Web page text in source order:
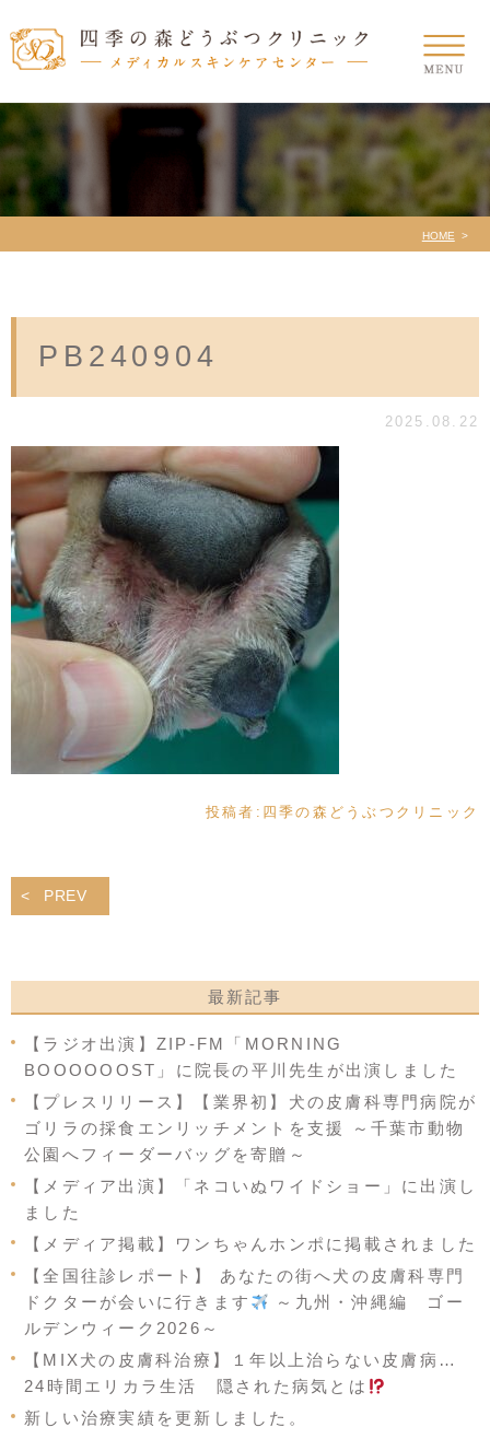
HOME
PB240904
2025.08.22
投稿者: 四季の森どうぶつクリニック
PREV
最新記事
【ラジオ出演】ZIP-FM「MORNING
BOOOOOOST」に院長の平川先生が出演しました
【プレスリリース】【業界初】犬の皮膚科専門病院が
ゴリラの採食エンリッチメントを支援 ～千葉市動物
公園へフィーダーバッグを寄贈～
【メディア出演】「ネコいぬワイドショー」に出演し
ました
【メディア掲載】ワンちゃんホンポに掲載されました
【全国往診レポート】 あなたの街へ犬の皮膚科専門
ドクターが会いに行きます
～九州・沖縄編 ゴー
ルデンウィーク2026～
【MIX犬の皮膚科治療】１年以上治らない皮膚病…
24時間エリカラ生活 隠された病気とは
新しい治療実績を更新しました。